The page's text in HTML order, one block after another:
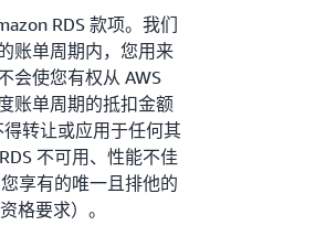
RDS 款项。我们
账单周期内，您用来
会使您有权从 AWS
账单周期的抵扣金额
转让或应用于任何其
不可用、性能不佳
享有的唯一且排他的
格要求）。